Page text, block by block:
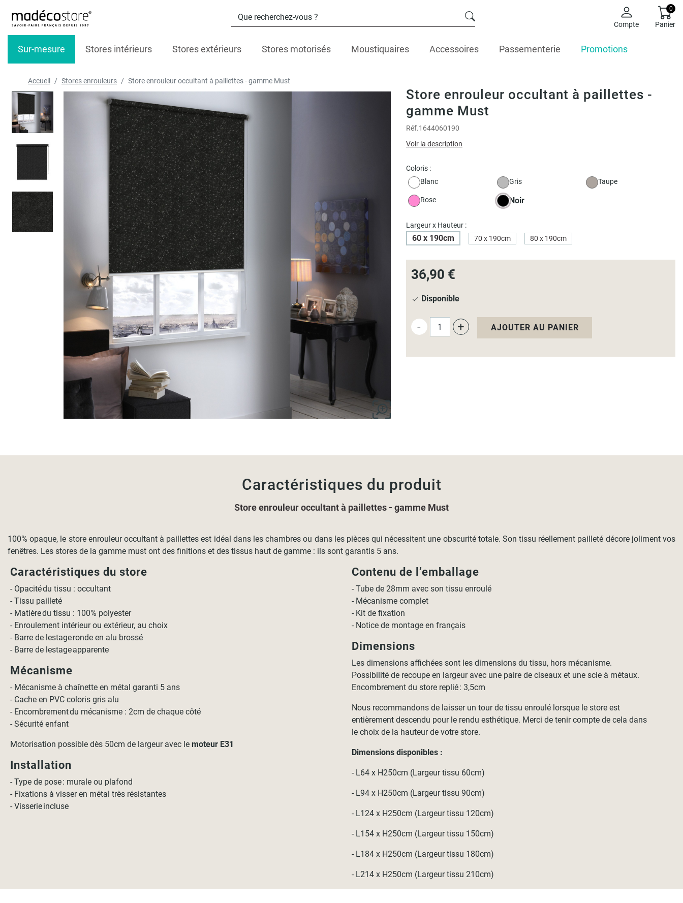
Compte
0
Panier
Sur-mesure Stores intérieurs Stores extérieurs Stores motorisés Moustiquaires Accessoires Passementerie Promotions
Accueil Stores enrouleurs Store enrouleur occultant à paillettes - gamme Must
Store enrouleur occultant à paillettes -
gamme Must
Réf.1644060190
Voir la description
Coloris :
Blanc
Gris Taupe
Rose Noir
Largeur x Hauteur :
60 x 190cm 70 x 190cm 80 x 190cm
36,90 €
Disponible
- + AJOUTER AU PANIER
Caractéristiques du produit
Store enrouleur occultant à paillettes - gamme Must
100% opaque, le store enrouleur occultant à paillettes est idéal dans les chambres ou dans les pièces qui nécessitent une obscurité totale. Son tissu réellement pailleté décore joliment vos
fenêtres. Les stores de la gamme must ont des finitions et des tissus haut de gamme : ils sont garantis 5 ans.
Caractéristiques du store
- Opacité du tissu : occultant
- Tissu pailleté
- Matière du tissu : 100% polyester
- Enroulement intérieur ou extérieur, au choix
- Barre de lestage ronde en alu brossé
- Barre de lestage apparente
Mécanisme
- Mécanisme à chaînette en métal garanti 5 ans
- Cache en PVC coloris gris alu
- Encombrement du mécanisme : 2cm de chaque côté
- Sécurité enfant
Motorisation possible dès 50cm de largeur avec lemoteur E31
Installation
- Type de pose : murale ou plafond
- Fixations à visser en métal très résistantes
- Visserie incluse
Contenu de l’emballage
- Tube de 28mm avec son tissu enroulé
- Mécanisme complet
- Kit de fixation
- Notice de montage en français
Dimensions
Les dimensions affichées sont les dimensions du tissu, hors mécanisme.
Possibilité de recoupe en largeur avec une paire de ciseaux et une scie à métaux.
Encombrement du store replié : 3,5cm
Nous recommandons de laisser un tour de tissu enroulé lorsque le store est
entièrement descendu pour le rendu esthétique. Merci de tenir compte de cela dans
le choix de la hauteur de votre store.
Dimensions disponibles :
- L64 x H250cm (Largeur tissu 60cm)
- L94 x H250cm (Largeur tissu 90cm)
- L124 x H250cm (Largeur tissu 120cm)
- L154 x H250cm (Largeur tissu 150cm)
- L184 x H250cm (Largeur tissu 180cm)
- L214 x H250cm (Largeur tissu 210cm)